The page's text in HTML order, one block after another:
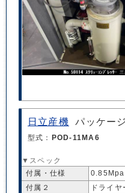
日立産機 パッケー
型式： POD-11MA6
▼スペック
付属・仕様
0.85Mpa
付属２
ドライヤ